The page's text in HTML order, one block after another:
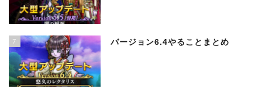
7 バージョン6.4やることまとめ